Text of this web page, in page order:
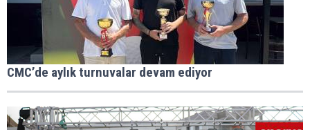
CMC’de aylık turnuvalar devam ediyor